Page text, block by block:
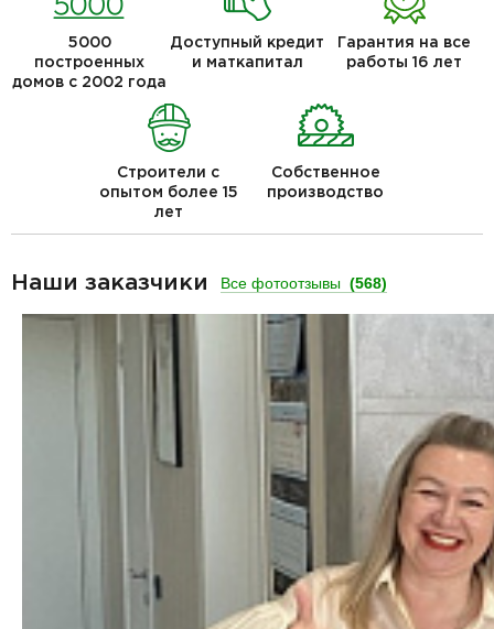
5000
построенных
домов с 2002 года
Доступный кредит
и маткапитал
Гарантия на все
работы 16 лет
Строители с
опытом более 15
лет
Собственное
производство
Наши заказчики Все фотоотзывы (568)